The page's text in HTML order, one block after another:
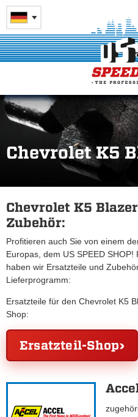
Chevrolet K5
Chevrolet K5
Zubehör:
Profitieren auch Sie von einem
Europas, dem US SPEED
haben wir Ersatzteile und
Lieferprogramm:
Ersatzteile für den Chevrolet K5
Shop:
Ersatzteil-Shop